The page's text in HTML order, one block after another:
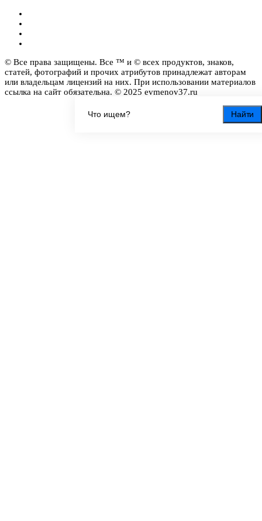
Найти
© Все права защищены. Все ™ и © всех продуктов, знаков,
статей, фотографий и прочих атрибутов принадлежат авторам
или владельцам лицензий на них. При использовании материалов
ссылка на сайт обязательна. © 2025 evmenov37.ru